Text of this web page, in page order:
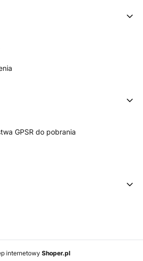
GPSR do pobrania
internetowy Shoper.pl